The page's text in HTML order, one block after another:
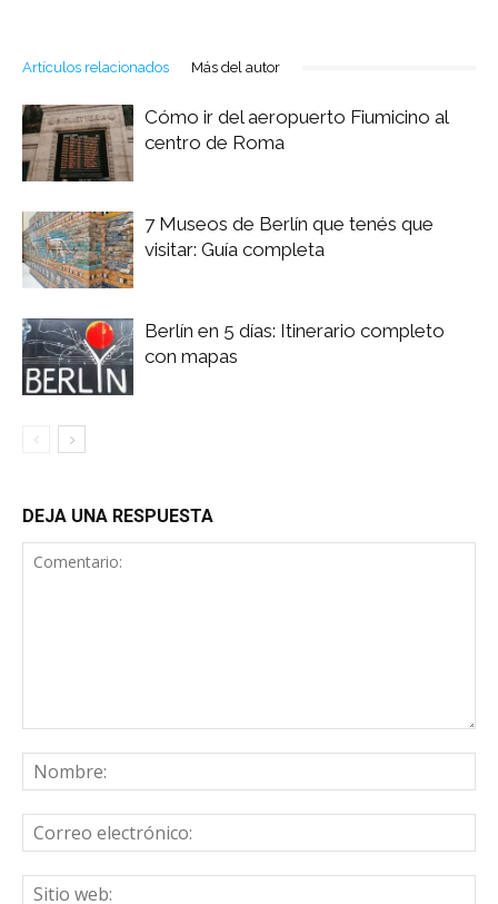
Artículos relacionados Más del autor
Cómo ir del aeropuerto Fiumicino al
centro de Roma
7 Museos de Berlín que tenés que
visitar: Guía completa
Berlín en 5 días: Itinerario completo
con mapas
DEJA UNA RESPUESTA